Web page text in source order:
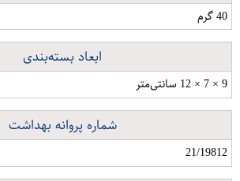
40 گرم
ابعاد بسته‌بندی
9 × 7 × 12 سانتی‌متر
شماره پروانه بهداشت
21/19812